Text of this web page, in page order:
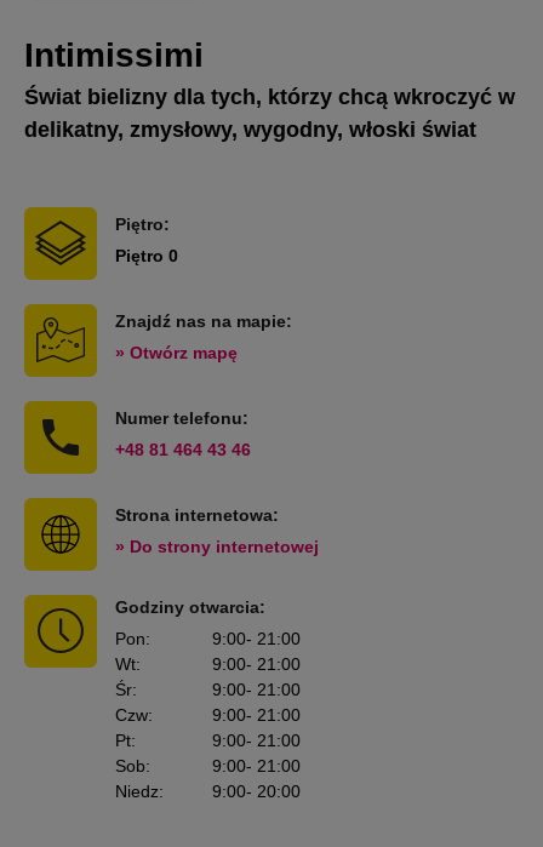
Intimissimi
Świat bielizny dla tych, którzy chcą wkroczyć w
delikatny, zmysłowy, wygodny, włoski świat
Piętro:
Piętro 0
Znajdź nas na mapie:
» Otwórz mapę
Numer telefonu:
+48 81 464 43 46
Strona internetowa:
» Do strony internetowej
Godziny otwarcia:
Pon: 9:00- 21:00
Wt: 9:00- 21:00
Śr: 9:00- 21:00
Czw: 9:00- 21:00
Pt: 9:00- 21:00
Sob: 9:00- 21:00
Niedz: 9:00- 20:00